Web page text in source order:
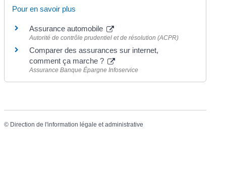
Pour en savoir plus
Assurance automobile
Autorité de contrôle prudentiel et de résolution (ACPR)
Comparer des assurances sur internet,
comment ça marche ?
Assurance Banque Épargne Infoservice
© Direction de l'information légale et administrative